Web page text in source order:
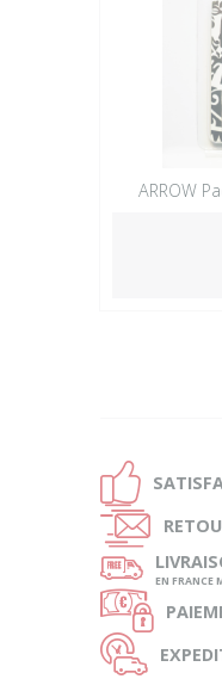
ARROW
Ð
Ñ
ø EN FRANCE
Ø
Ù